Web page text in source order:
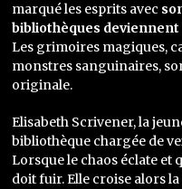
marqué les esprits avec
bibliothèques
Les grimoires magiques,
monstres sanguinaires,
originale.
Elisabeth Scrivener, la
bibliothèque chargée de
Lorsque le chaos éclate et
doit fuir. Elle croise alors